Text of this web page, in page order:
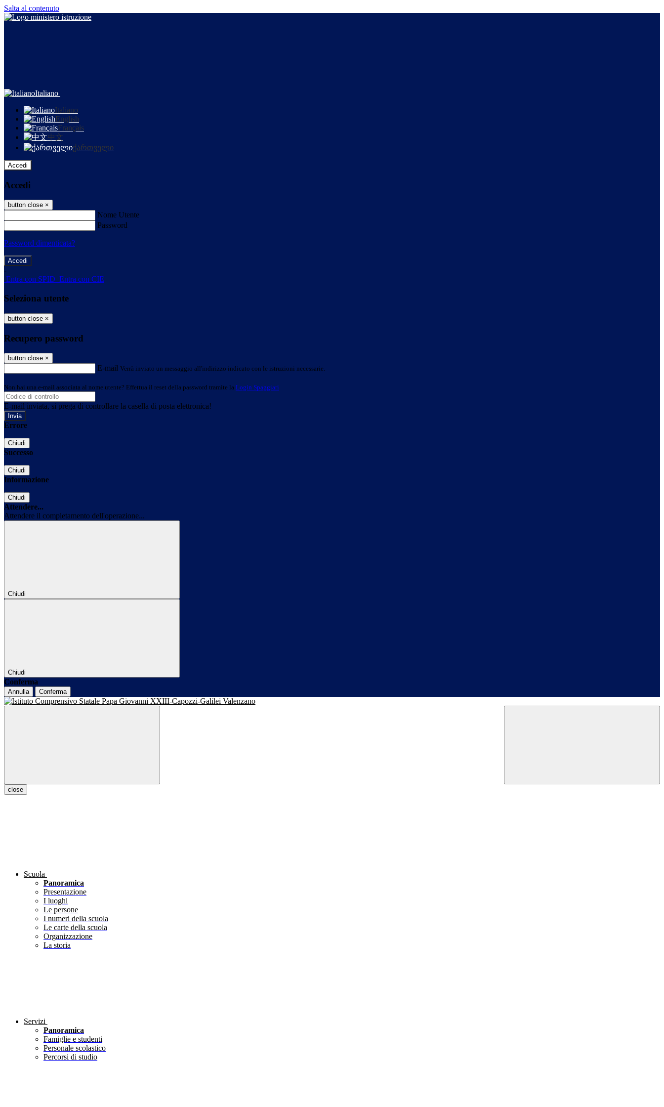
Salta al contenuto
Italiano
Italiano
English
Français
中文
ქართველი
Accedi
Accedi
button close ×
Nome Utente
Password
Password dimenticata?
-
Entra con SPID Entra con CIE
Seleziona utente
button close ×
Recupero password
button close ×
E-mail Verrà inviato un messaggio all'indirizzo indicato con le istruzioni necessarie.
Non hai una e-mail associata al nome utente? Effettua il reset della password tramite la Login Spaggiari
E-mail inviata, si prega di controllare la casella di posta elettronica!
Errore
Chiudi
Successo
Chiudi
Informazione
Chiudi
Attendere...
Attendere il completamento dell'operazione...
Chiudi
Chiudi
Conferma
Annulla Conferma
close
Scuola
Panoramica
Presentazione
I luoghi
Le persone
I numeri della scuola
Le carte della scuola
Organizzazione
La storia
Servizi
Panoramica
Famiglie e studenti
Personale scolastico
Percorsi di studio